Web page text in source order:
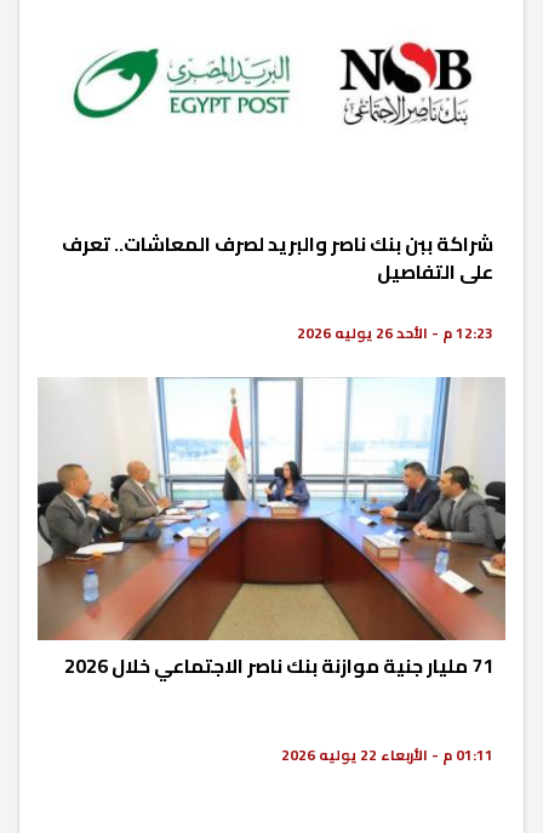
شراكة ببن بنك ناصر والبريد لصرف المعاشات.. تعرف
على التفاصيل
12:23 م - الأحد 26 يوليه 2026
71 مليار جنية موازنة بنك ناصر الاجتماعي خلال 2026
01:11 م - الأربعاء 22 يوليه 2026